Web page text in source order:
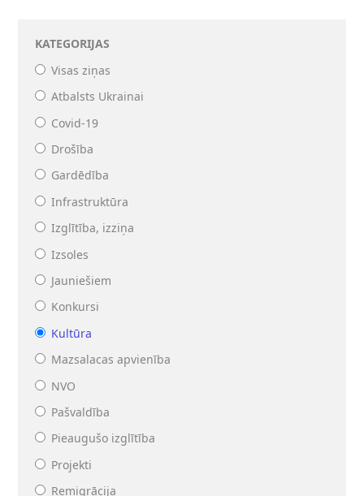
KATEGORIJAS
Visas ziņas
Atbalsts Ukrainai
Covid-19
Drošība
Gardēdība
Infrastruktūra
Izglītība, izziņa
Izsoles
Jauniešiem
Konkursi
Kultūra
Mazsalacas apvienība
NVO
Pašvaldība
Pieaugušo izglītība
Projekti
Remigrācija